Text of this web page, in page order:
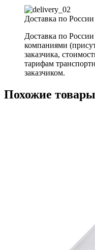
Доставка по России
Доставка по
компаниями
заказчика,
тарифам
заказчиком.
Похожие товары